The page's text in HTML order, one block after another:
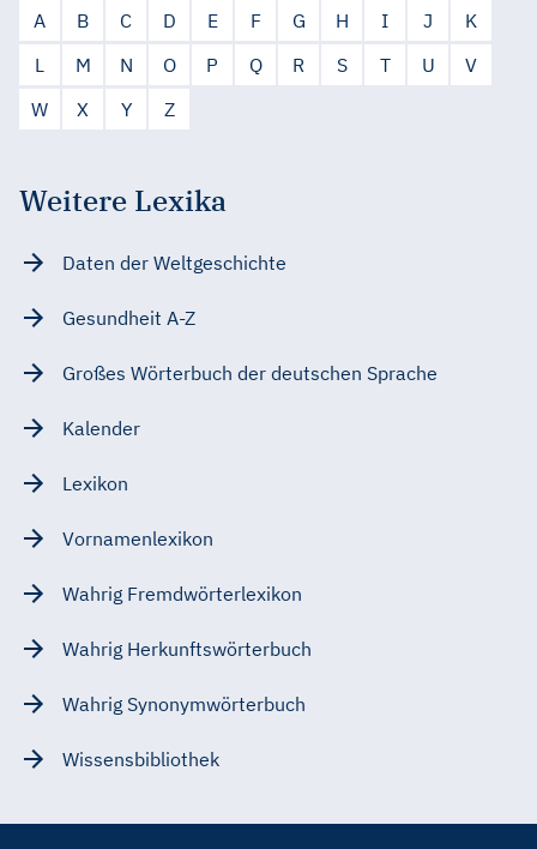
A B C D E F G H I J
K
L
M N O P Q R S T U
V
W
X Y Z
Weitere Lexika
Daten der Weltgeschichte
Gesundheit A-Z
Großes Wörterbuch der deutschen Sprache
Kalender
Lexikon
Vornamenlexikon
Wahrig Fremdwörterlexikon
Wahrig Herkunftswörterbuch
Wahrig Synonymwörterbuch
Wissensbibliothek